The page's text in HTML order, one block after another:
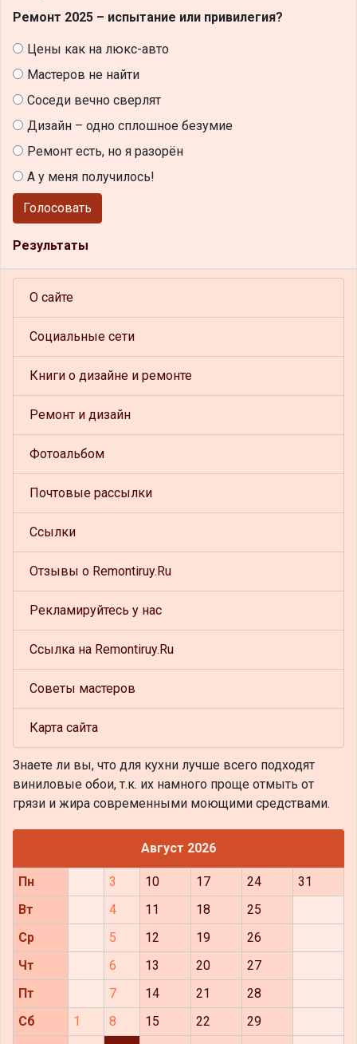
Ремонт 2025 – испытание или привилегия?
Цены как на люкс-авто
Мастеров не найти
Соседи вечно сверлят
Дизайн – одно сплошное безумие
Ремонт есть, но я разорён
А у меня получилось!
Голосовать
Результаты
О сайте
Социальные сети
Книги о дизайне и ремонте
Ремонт и дизайн
Фотоальбом
Почтовые рассылки
Ссылки
Отзывы о Remontiruy.Ru
Рекламируйтесь у нас
Ссылка на Remontiruy.Ru
Советы мастеров
Карта сайта
Знаете ли вы, что для кухни лучше всего подходят
виниловые обои, т.к. их намного проще отмыть от
грязи и жира современными моющими средствами.
Август 2026
Пн 3 10 17 24
31
Вт
4 11 18
25
Ср
5 12 19
26
Чт
6 13 20
27
Пт
7 14 21
28
Сб
1 8 15 22
29